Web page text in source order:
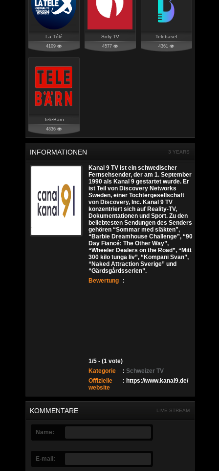
La Télé
4109
Sofy TV
4577
Telebasel
4361
TeleBarn
4836
INFORMATIONEN 3 YEARS
Kanal 9 TV ist ein schwedischer
Fernsehsender, der am 1. September
1990 als Kanal 9 gestartet wurde. Er
ist Teil von Discovery Networks
Sweden, einer Tochtergesellschaft
von Discovery, Inc. Kanal 9 TV
konzentriert sich auf Reality-TV,
Dokumentationen und Sport. Zu den
beliebtesten Sendungen des Senders
gehören “Sommar med släkten”,
“Barbie Dreamhouse Challenge”, “90
Day Fiancé: The Other Way”,
“Wheeler Dealers on the Road”, “Mitt
300 kilo tunga liv”, “Kompani Svan”,
“Naked Attraction Sverige” und
“Gärdsgårdsserien”.
Bewertung
:
1/5 - (1 vote)
Kategorie
: Schweizer TV
Offizielle
website
: https://www.kanal9.de/
KOMMENTARE LIVE STREAM
Name:
E-mail: